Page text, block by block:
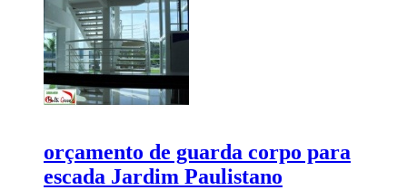
orçamento de guarda corpo para
escada Jardim Paulistano